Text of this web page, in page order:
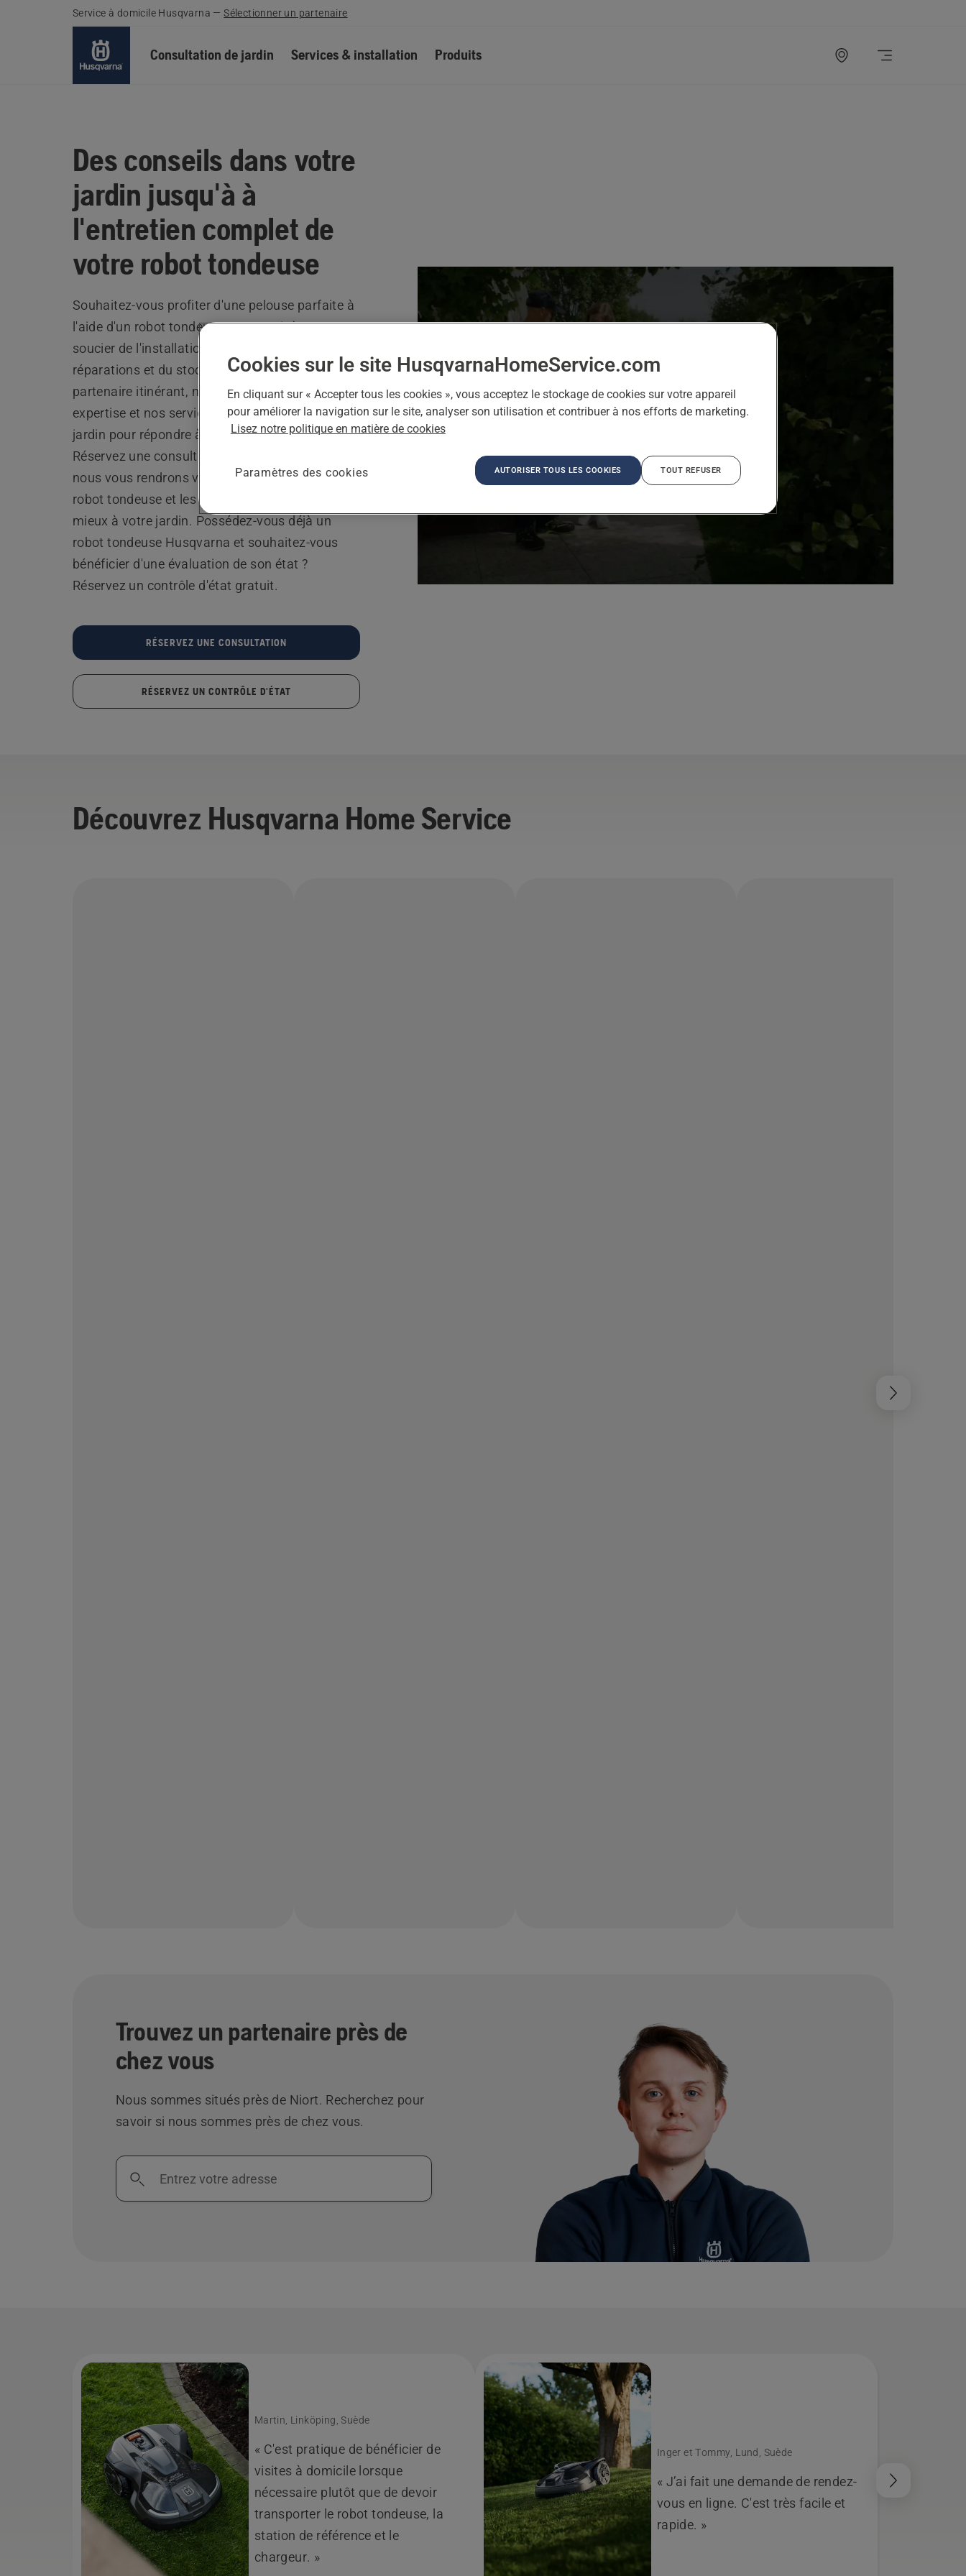
Service à domicile Husqvarna — Sélectionner un partenaire
Consultation de jardin Services & installation Produits
Des conseils dans votre
jardin jusqu'à à
l'entretien complet de
votre robot tondeuse
Souhaitez-vous profiter d'une pelouse parfaite à
l'aide d'un robot tondeuse sans avoir à vous
soucier de l'installation, de l'entretien, des
réparations et du stockage hivernal ? En tant que
partenaire itinérant, nous apportons notre
expertise et nos services directement dans votre
jardin pour répondre à tous vos besoins.
Réservez une consultation à domicile gratuite :
nous vous rendrons visite pour déterminer le
robot tondeuse et les services qui conviennent le
mieux à votre jardin. Possédez-vous déjà un
robot tondeuse Husqvarna et souhaitez-vous
bénéficier d'une évaluation de son état ?
Réservez un contrôle d'état gratuit.
RÉSERVEZ UNE CONSULTATION
RÉSERVEZ UN CONTRÔLE D'ÉTAT
Découvrez Husqvarna Home Service
Trouvez un partenaire près de
chez vous
Nous sommes situés près de Niort. Recherchez pour
savoir si nous sommes près de chez vous.
Entrez
votre
Martin, Linköping, Suède
« C'est pratique de bénéficier de
visites à domicile lorsque
nécessaire plutôt que de devoir
transporter le robot tondeuse, la
station de référence et le
chargeur. »
Inger et Tommy, Lund, Suède
« J’ai fait une demande de rendez-
vous en ligne. C'est très facile et
rapide. »
Cookies sur le site HusqvarnaHomeService.com
En cliquant sur « Accepter tous les cookies », vous acceptez le stockage de cookies sur votre appareil
pour améliorer la navigation sur le site, analyser son utilisation et contribuer à nos efforts de marketing.
Lisez notre politique en matière de cookies
Paramètres des cookies TOUT REFUSER
AUTORISER TOUS LES COOKIES